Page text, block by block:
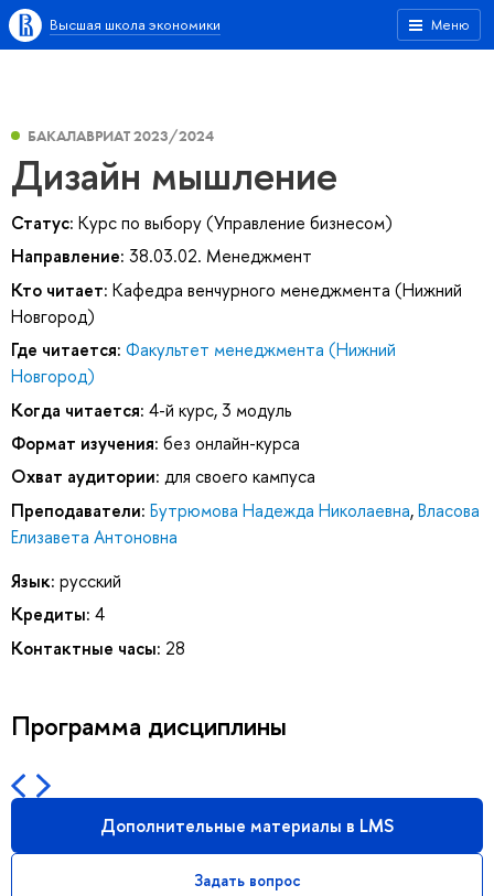
Меню
Высшая школа экономики
БАКАЛАВРИАТ 2023/2024
Дизайн мышление
Статус: Курс по выбору (Управление бизнесом)
Направление: 38.03.02. Менеджмент
Кто читает: Кафедра венчурного менеджмента (Нижний
Новгород)
Где читается: Факультет менеджмента (Нижний
Новгород)
Когда читается: 4-й курс, 3 модуль
Формат изучения: без онлайн-курса
Охват аудитории: для своего кампуса
Преподаватели: Бутрюмова Надежда Николаевна,Власова
Елизавета Антоновна
Язык: русский
Кредиты: 4
Контактные часы: 28
Программа дисциплины
Дополнительные материалы в LMS
Задать вопрос